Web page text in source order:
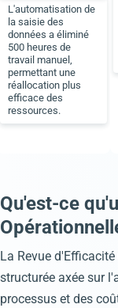
L'automatisation de
la saisie des
données a éliminé
500 heures de
travail manuel,
permettant une
réallocation plus
efficace des
ressources.
Qu'est-ce
La Revue
structurée axée sur
processus et des